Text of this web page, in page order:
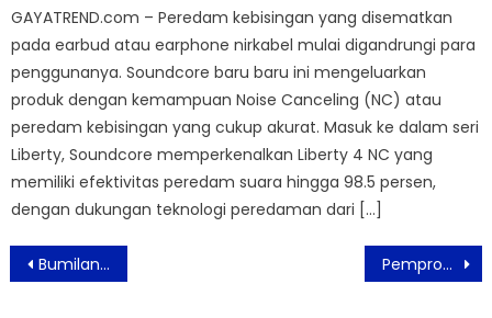
GAYATREND.com – Peredam kebisingan yang disematkan
pada earbud atau earphone nirkabel mulai digandrungi para
penggunanya. Soundcore baru baru ini mengeluarkan
produk dengan kemampuan Noise Canceling (NC) atau
peredam kebisingan yang cukup akurat. Masuk ke dalam seri
Liberty, Soundcore memperkenalkan Liberty 4 NC yang
memiliki efektivitas peredam suara hingga 98.5 persen,
dengan dukungan teknologi peredaman dari […]
Post
navigation
Bumilangit Digital Siap Luncurkan Game “Virgo and The Sparklings Pemprov Tangerang Vaksinasi Lansia Secara Bertahap